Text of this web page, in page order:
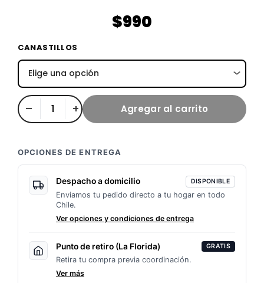
$990
CANASTILLOS
Rodamientos
/
Canastillos
Bicicleta
x2
cantidad
– + Agregar al carrito
OPCIONES DE ENTREGA
Despacho a domicilio DISPONIBLE
Enviamos tu pedido directo a tu hogar en todo
Chile.
Ver opciones y condiciones de entrega
Punto de retiro (La Florida) GRATIS
Retira tu compra previa coordinación.
Ver más